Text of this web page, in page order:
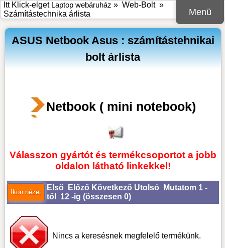
Menü
Itt Klick-elget Laptop webáruház » Web-Bolt»
Számítástechnika árlista
ASUS Netbook Asus : számítástehnikai
bolt árlista
Netbook ( mini notebook)
Válasszon gyártót és termékcsoportot a jobb
oldalon látható linkekkel!
Első Előző Következő Utolsó Mutatom 1 -
től 12 -ig (összesen 0)
Nincs a keresésnek megfelelő termékünk.